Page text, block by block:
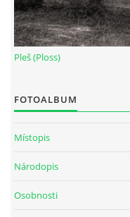
Pleš (Ploss)
FOTOALBUM
Místopis
Národopis
Osobnosti